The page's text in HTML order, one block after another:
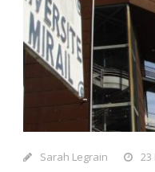
Sarah Legrain 23